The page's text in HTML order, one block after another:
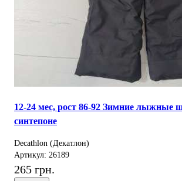
12-24 мес, рост 86-92 Зимние лыжные
синтепоне
Decathlon (Декатлон)
Артикул: 26189
265 грн.